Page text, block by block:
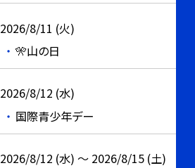
2026/8/11 (火)
🎌山の日
2026/8/12 (水)
国際青少年デー
2026/8/12 (水) ～ 2026/8/15 (土)